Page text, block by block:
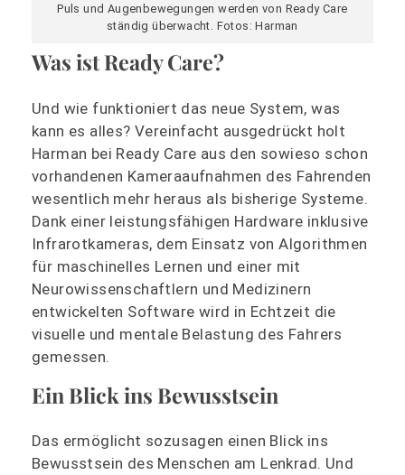
Puls und Augenbewegungen werden von Ready Care
ständig überwacht. Fotos: Harman
Was ist Ready Care?
Und wie funktioniert das neue System, was
kann es alles? Vereinfacht ausgedrückt holt
Harman bei Ready Care aus den sowieso schon
vorhandenen Kameraaufnahmen des Fahrenden
wesentlich mehr heraus als bisherige Systeme.
Dank einer leistungsfähigen Hardware inklusive
Infrarotkameras, dem Einsatz von Algorithmen
für maschinelles Lernen und einer mit
Neurowissenschaftlern und Medizinern
entwickelten Software wird in Echtzeit die
visuelle und mentale Belastung des Fahrers
gemessen.
Ein Blick ins Bewusstsein
Das ermöglicht sozusagen einen Blick ins
Bewusstsein des Menschen am Lenkrad. Und